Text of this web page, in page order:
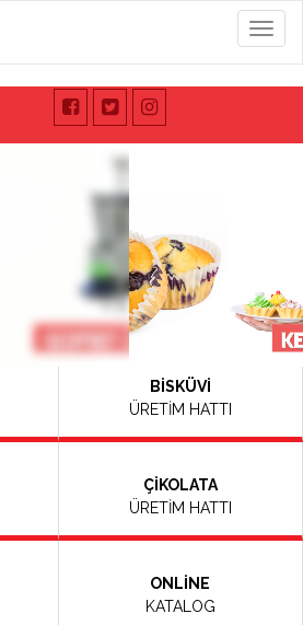
Menü
BİSKÜVİ
ÜRETİM HATTI
ÇİKOLATA
ÜRETİM HATTI
ONLİNE
KATALOG